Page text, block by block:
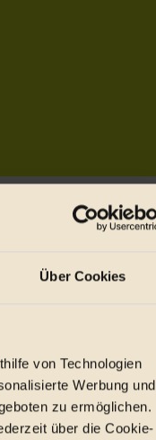
Über Cookies
von Technologien
Werbung und
zu ermöglichen.
über die Cookie-